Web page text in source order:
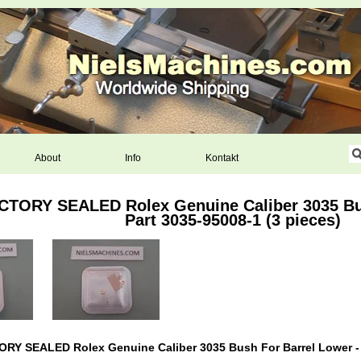
About Info Kontakt
SEALED Rolex Genuine Caliber 3035
Part 3035-95008-1 (3 pieces)
SEALED Rolex Genuine Caliber 3035 Bush For Barrel Lower